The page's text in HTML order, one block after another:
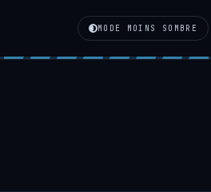
MODE MOINS SOMBRE